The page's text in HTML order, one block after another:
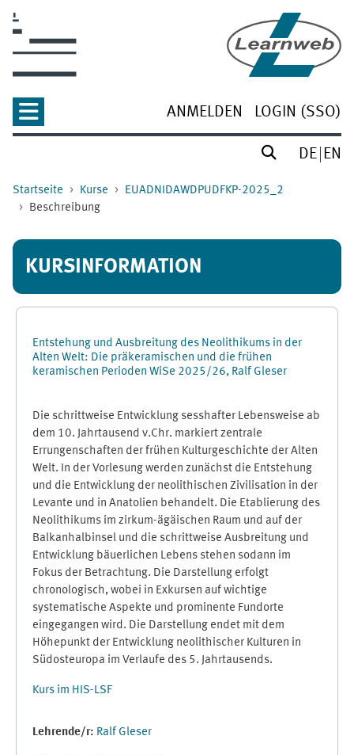
ANMELDEN LOGIN (SSO)
DE EN
Startseite Kurse
EUADNIDAWDPUDFKP-2025_2
Beschreibung
KURSINFORMATION
Entstehung und Ausbreitung des Neolithikums in der
Alten Welt: Die präkeramischen und die frühen
keramischen Perioden WiSe 2025/26, Ralf Gleser
Die schrittweise Entwicklung sesshafter Lebensweise ab
dem 10. Jahrtausend v.Chr. markiert zentrale
Errungenschaften der frühen Kulturgeschichte der Alten
Welt. In der Vorlesung werden zunächst die Entstehung
und die Entwicklung der neolithischen Zivilisation in der
Levante und in Anatolien behandelt. Die Etablierung des
Neolithikums im zirkum-ägäischen Raum und auf der
Balkanhalbinsel und die schrittweise Ausbreitung und
Entwicklung bäuerlichen Lebens stehen sodann im
Fokus der Betrachtung. Die Darstellung erfolgt
chronologisch, wobei in Exkursen auf wichtige
systematische Aspekte und prominente Fundorte
eingegangen wird. Die Darstellung endet mit dem
Höhepunkt der Entwicklung neolithischer Kulturen in
Südosteuropa im Verlaufe des 5. Jahrtausends.
Kurs im HIS-LSF
Lehrende/r: Ralf Gleser